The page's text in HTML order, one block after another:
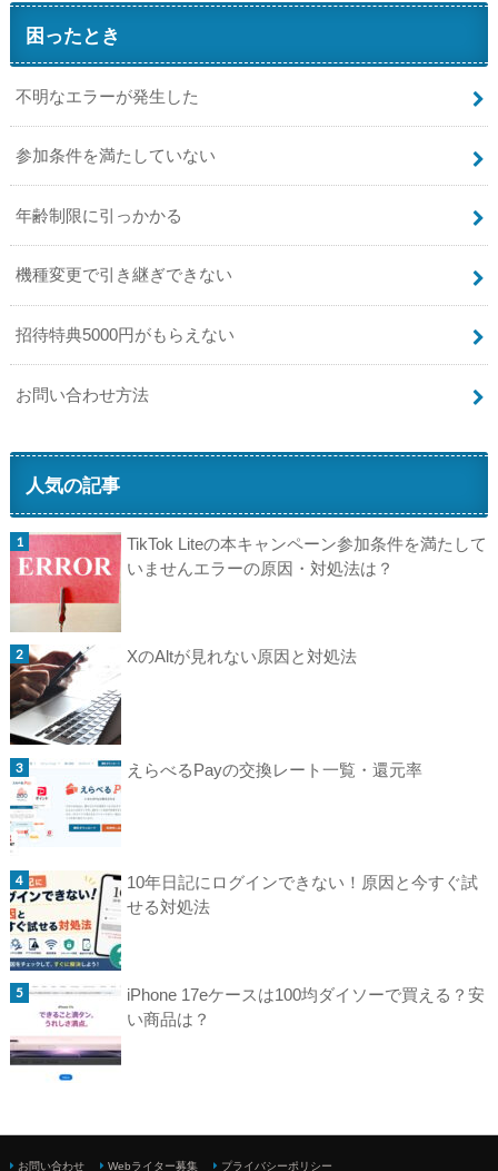
困ったとき
不明なエラーが発生した
参加条件を満たしていない
年齢制限に引っかかる
機種変更で引き継ぎできない
招待特典5000円がもらえない
お問い合わせ方法
人気の記事
TikTok Liteの本キャンペーン参加条件を満たして
いませんエラーの原因・対処法は？
XのAltが見れない原因と対処法
えらべるPayの交換レート一覧・還元率
10年日記にログインできない！原因と今すぐ試
せる対処法
iPhone 17eケースは100均ダイソーで買える？安
い商品は？
お問い合わせ Webライター募集 プライバシーポリシー